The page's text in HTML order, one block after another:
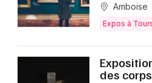
Amboise
Expos à
des